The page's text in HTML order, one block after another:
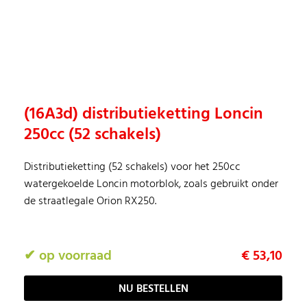
(16A3d) distributieketting Loncin
250cc (52 schakels)
Distributieketting (52 schakels) voor het 250cc
watergekoelde Loncin motorblok, zoals gebruikt onder
de straatlegale Orion RX250.
✔ op voorraad € 53,10